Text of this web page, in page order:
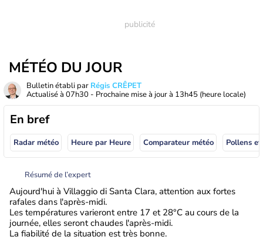
MÉTÉO DU JOUR
Bulletin établi par Régis CRÊPET
Actualisé à 07h30 - Prochaine mise à jour à 13h45 (heure locale)
En bref
Radar météo Heure par Heure Comparateur météo Pollens
Résumé de l’expert
Aujourd'hui à Villaggio di Santa Clara, attention aux fortes
rafales dans l'après-midi.
Les températures varieront entre 17 et 28°C au cours de la
journée, elles seront chaudes l'après-midi.
La fiabilité de la situation est très bonne.